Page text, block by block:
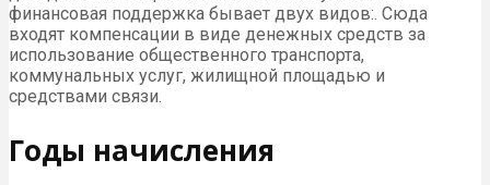
финансовая поддержка бывает двух видов:. Сюда
входят компенсации в виде денежных средств за
использование общественного транспорта,
коммунальных услуг, жилищной площадью и
средствами связи.
Годы начисления